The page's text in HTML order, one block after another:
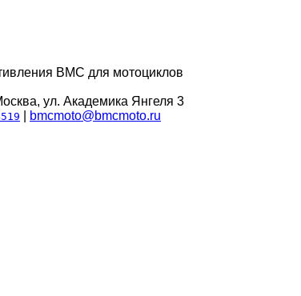
BMC для мотоциклов
ул. Академика Янгеля 3
bmcmoto@bmcmoto.ru